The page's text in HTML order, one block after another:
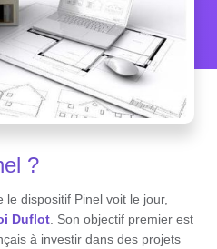
?
le dispositif Pinel voit le jour,
Duflot. Son objectif premier est
à investir dans des projets